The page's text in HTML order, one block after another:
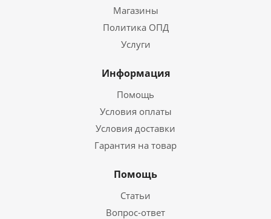
Магазины
Политика ОПД
Услуги
Информация
Помощь
Условия оплаты
Условия доставки
Гарантия на товар
Помощь
Статьи
Вопрос-ответ